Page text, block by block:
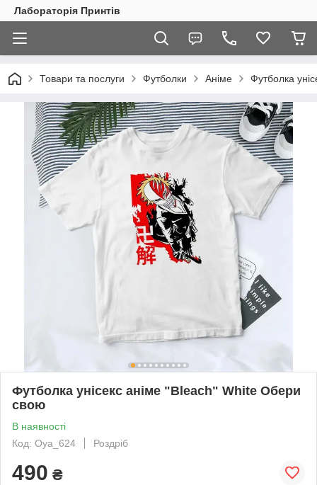
Лабораторія Принтів
Товари та послуги Футболки Аніме Футболка
Футболка унісекс аніме "Bleach" White Обери
свою
В наявності
Код: Oya_624
Роздріб
490 ₴